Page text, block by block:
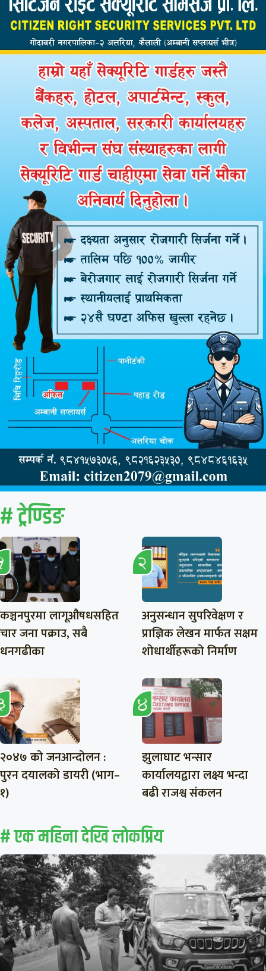
# ट्रेण्डिङ
कञ्चनपुरमा लागूऔषधसहित
चार जना पक्राउ, सबै
धनगढीका
अनुसन्धान सुपरिवेक्षण र
प्राज्ञिक लेखन मार्फत सक्षम
शोधार्थीहरूको निर्माण
२०४७ को जनआन्दोलन :
पुरन दयालको डायरी (भाग–
१)
झुलाघाट भन्सार
कार्यालयद्वारा लक्ष्य भन्दा
बढी राजश्व संकलन
# एक महिना देखि लाेकप्रिय